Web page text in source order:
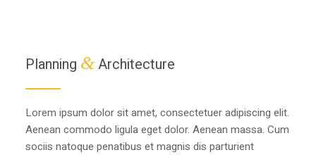
Planning &Architecture
Lorem ipsum dolor sit amet, consectetuer adipiscing elit.
Aenean commodo ligula eget dolor. Aenean massa. Cum
sociis natoque penatibus et magnis dis parturient